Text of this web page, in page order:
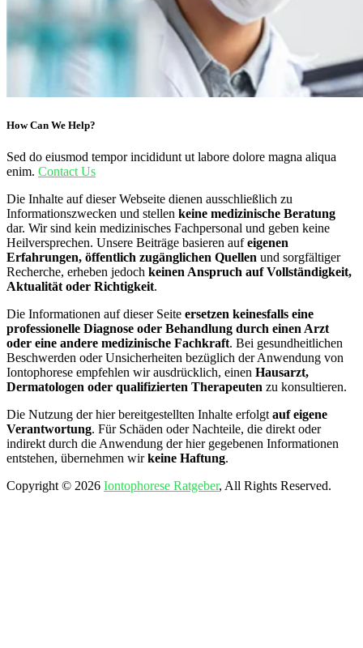
How Can We Help?
Sed do eiusmod tempor incididunt ut labore dolore magna aliqua
enim. Contact Us
Die Inhalte auf dieser Webseite dienen ausschließlich zu
Informationszwecken und stellen keine medizinische Beratung
dar. Wir sind kein medizinisches Fachpersonal und geben keine
Heilversprechen. Unsere Beiträge basieren aufeigenen
Erfahrungen, öffentlich zugänglichen Quellen und sorgfältiger
Recherche, erheben jedoch keinen Anspruch auf Vollständigkeit,
Aktualität oder Richtigkeit.
Die Informationen auf dieser Seite ersetzen keinesfalls eine
professionelle Diagnose oder Behandlung durch einen Arzt
oder eine andere medizinische Fachkraft. Bei gesundheitlichen
Beschwerden oder Unsicherheiten bezüglich der Anwendung von
Iontophorese empfehlen wir ausdrücklich, einen Hausarzt,
Dermatologen oder qualifizierten Therapeuten zu konsultieren.
Die Nutzung der hier bereitgestellten Inhalte erfolgt auf eigene
Verantwortung. Für Schäden oder Nachteile, die direkt oder
indirekt durch die Anwendung der hier gegebenen Informationen
entstehen, übernehmen wirkeine Haftung.
Copyright © 2026 Iontophorese Ratgeber, All Rights Reserved.